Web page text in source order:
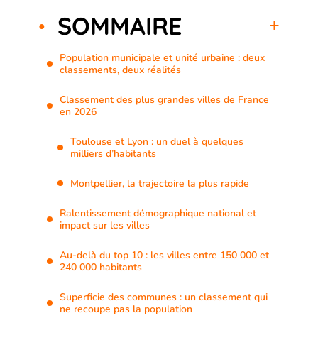
SOMMAIRE
Population municipale et unité urbaine : deux
classements, deux réalités
Classement des plus grandes villes de France
en 2026
Toulouse et Lyon : un duel à quelques
milliers d’habitants
Montpellier, la trajectoire la plus rapide
Ralentissement démographique national et
impact sur les villes
Au-delà du top 10 : les villes entre 150 000 et
240 000 habitants
Superficie des communes : un classement qui
ne recoupe pas la population